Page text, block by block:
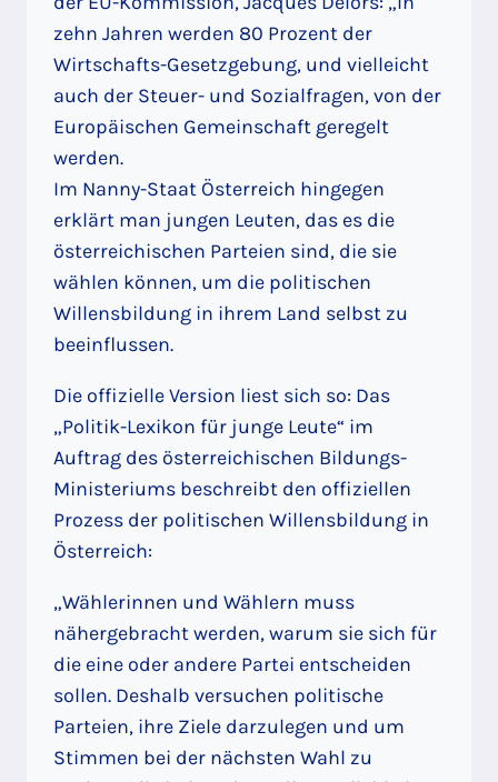
zehn Jahren werden 80 Prozent der
Wirtschafts-Gesetzgebung, und vielleicht
auch der Steuer- und Sozialfragen, von der
Europäischen Gemeinschaft geregelt
werden.
Im Nanny-Staat Österreich hingegen
erklärt man jungen Leuten, das es die
österreichischen Parteien sind, die sie
wählen können, um die politischen
Willensbildung in ihrem Land selbst zu
beeinflussen.
Die offizielle Version liest sich so: Das
„Politik-Lexikon für junge Leute“ im
Auftrag des österreichischen Bildungs-
Ministeriums beschreibt den offiziellen
Prozess der politischen Willensbildung in
Österreich:
„Wählerinnen und Wählern muss
nähergebracht werden, warum sie sich für
die eine oder andere Partei entscheiden
sollen. Deshalb versuchen politische
Parteien, ihre Ziele darzulegen und um
Stimmen bei der nächsten Wahl zu